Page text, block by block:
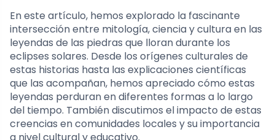
En este artículo, hemos explorado la fascinante
intersección entre mitología, ciencia y cultura en las
leyendas de las piedras que lloran durante los
eclipses solares. Desde los orígenes culturales de
estas historias hasta las explicaciones científicas
que las acompañan, hemos apreciado cómo estas
leyendas perduran en diferentes formas a lo largo
del tiempo. También discutimos el impacto de estas
creencias en comunidades locales y su importancia
a nivel cultural y educativo.